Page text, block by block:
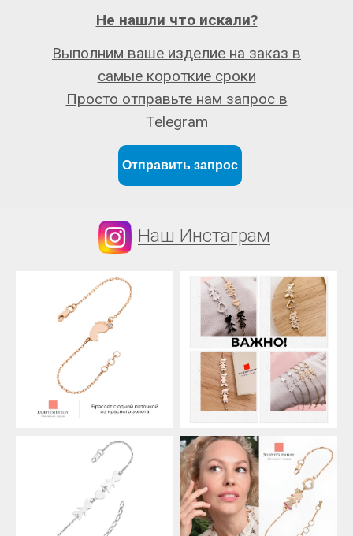
Отправить запрос
Выполним ваше изделие на заказ в
самые короткие сроки
Просто отправьте нам запрос в
Telegram
Не нашли что искали?
Наш Инстаграм